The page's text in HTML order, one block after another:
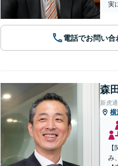
実
電話でお問い合
森
新虎
横
み